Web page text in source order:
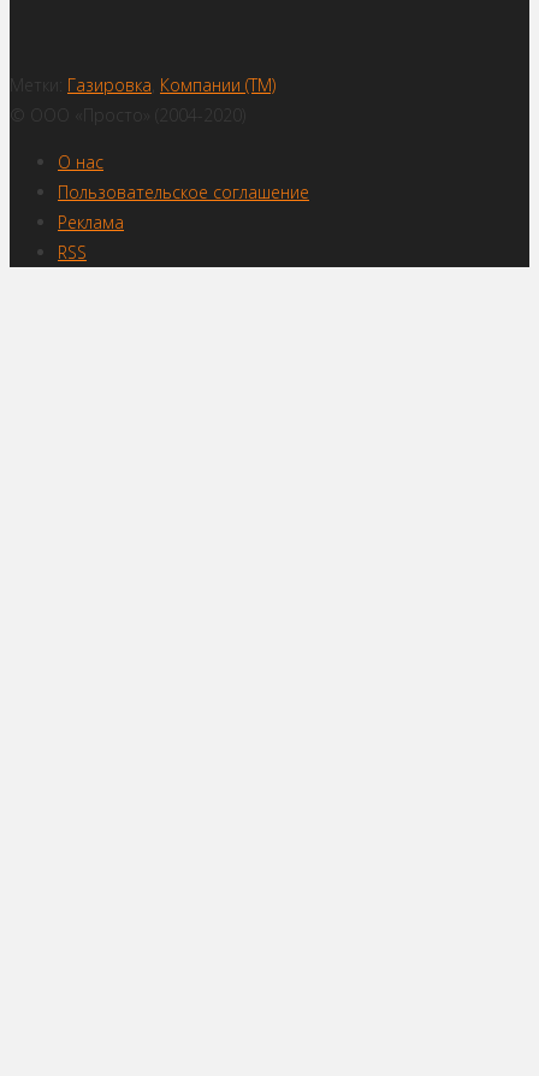
Метки: Газировка Компании (ТМ)
© ООО «Просто» (2004-2020)
О нас
Пользовательское соглашение
Реклама
RSS